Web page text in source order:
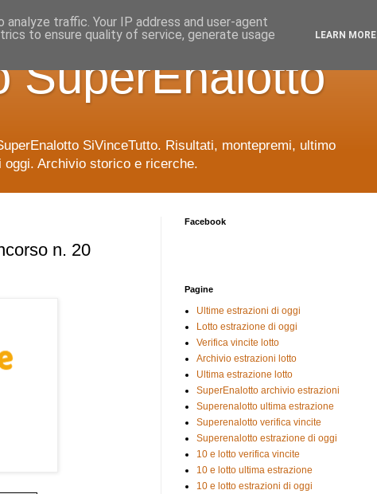
SuperEnalotto
SiVinceTutto. Risultati, montepremi, ultimo
Archivio storico e ricerche.
n. 20
Facebook
Pagine
Ultime estrazioni di oggi
Lotto estrazione di oggi
Verifica vincite lotto
Archivio estrazioni lotto
Ultima estrazione lotto
SuperEnalotto archivio estrazioni
Superenalotto ultima estrazione
Superenalotto verifica vincite
Superenalotto estrazione di oggi
10 e lotto verifica vincite
10 e lotto ultima estrazione
10 e lotto estrazioni di oggi
traffic. Your IP address and user-agent
to ensure quality of service, generate usage
LEARN MORE